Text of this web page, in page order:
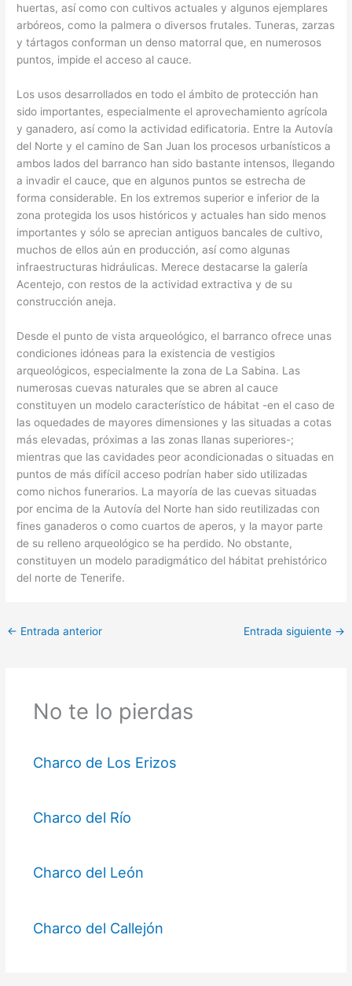
huertas, así como con cultivos actuales y algunos ejemplares
arbóreos, como la palmera o diversos frutales. Tuneras, zarzas
y tártagos conforman un denso matorral que, en numerosos
puntos, impide el acceso al cauce.
Los usos desarrollados en todo el ámbito de protección han
sido importantes, especialmente el aprovechamiento agrícola
y ganadero, así como la actividad edificatoria. Entre la Autovía
del Norte y el camino de San Juan los procesos urbanísticos a
ambos lados del barranco han sido bastante intensos, llegando
a invadir el cauce, que en algunos puntos se estrecha de
forma considerable. En los extremos superior e inferior de la
zona protegida los usos históricos y actuales han sido menos
importantes y sólo se aprecian antiguos bancales de cultivo,
muchos de ellos aún en producción, así como algunas
infraestructuras hidráulicas. Merece destacarse la galería
Acentejo, con restos de la actividad extractiva y de su
construcción aneja.
Desde el punto de vista arqueológico, el barranco ofrece unas
condiciones idóneas para la existencia de vestigios
arqueológicos, especialmente la zona de La Sabina. Las
numerosas cuevas naturales que se abren al cauce
constituyen un modelo característico de hábitat -en el caso de
las oquedades de mayores dimensiones y las situadas a cotas
más elevadas, próximas a las zonas llanas superiores-;
mientras que las cavidades peor acondicionadas o situadas en
puntos de más difícil acceso podrían haber sido utilizadas
como nichos funerarios. La mayoría de las cuevas situadas
por encima de la Autovía del Norte han sido reutilizadas con
fines ganaderos o como cuartos de aperos, y la mayor parte
de su relleno arqueológico se ha perdido. No obstante,
constituyen un modelo paradigmático del hábitat prehistórico
del norte de Tenerife.
← Entrada anterior Entrada siguiente →
No te lo pierdas
Charco de Los Erizos
Charco del Río
Charco del León
Charco del Callejón